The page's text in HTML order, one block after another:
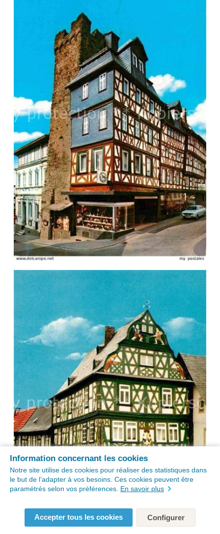
Information concernant les cookies
Notre site utilise des cookies pour réaliser des statistiques dans
le but de l’adapter à vos besoins. Ces cookies peuvent être
paramétrés selon vos préférences. En savoir plus
Accepter tous les cookies Configurer